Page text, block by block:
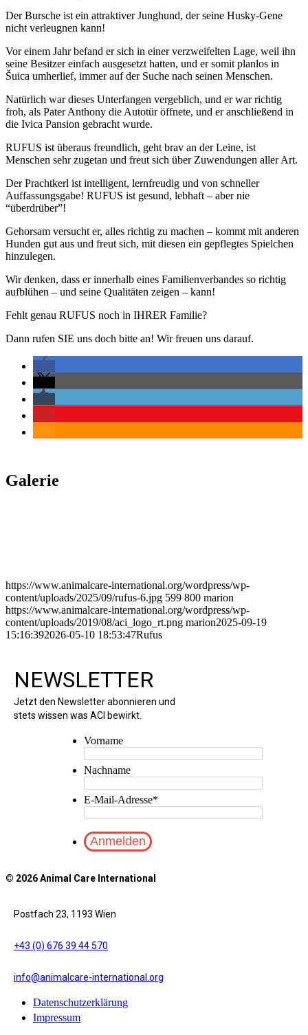
Der Bursche ist ein attraktiver Junghund, der seine Husky-Gene
nicht verleugnen kann!
Vor einem Jahr befand er sich in einer verzweifelten Lage, weil ihn
seine Besitzer einfach ausgesetzt hatten, und er somit planlos in
Šuica umherlief, immer auf der Suche nach seinen Menschen.
Natürlich war dieses Unterfangen vergeblich, und er war richtig
froh, als Pater Anthony die Autotür öffnete, und er anschließend in
die Ivica Pansion gebracht wurde.
RUFUS ist überaus freundlich, geht brav an der Leine, ist
Menschen sehr zugetan und freut sich über Zuwendungen aller Art.
Der Prachtkerl ist intelligent, lernfreudig und von schneller
Auffassungsgabe! RUFUS ist gesund, lebhaft – aber nie
“überdrüber”!
Gehorsam versucht er, alles richtig zu machen – kommt mit anderen
Hunden gut aus und freut sich, mit diesen ein gepflegtes Spielchen
hinzulegen.
Wir denken, dass er innerhalb eines Familienverbandes so richtig
aufblühen – und seine Qualitäten zeigen – kann!
Fehlt genau RUFUS noch in IHRER Familie?
Dann rufen SIE uns doch bitte an! Wir freuen uns darauf.
Galerie
https://www.animalcare-international.org/wordpress/wp-
content/uploads/2025/09/rufus-6.jpg 599 800 marion
https://www.animalcare-international.org/wordpress/wp-
content/uploads/2019/08/aci_logo_rt.png marion2025-09-19
15:16:392026-05-10 18:53:47Rufus
NEWSLETTER
Jetzt den Newsletter abonnieren und
stets wissen was ACI bewirkt.
Vorname
Nachname
E-Mail-Adresse*
© 2026 Animal Care International
Postfach 23, 1193 Wien
+43 (0) 676 39 44 570
info@animalcare-international.org
Datenschutzerklärung
Impressum